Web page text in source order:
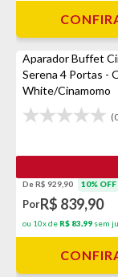
Aparador Buffet
Serena 4 Portas -
White/Cinamomo
De R$ 929,90 10% OFF
PorR$ 839,90
ou 10x de R$ 83,99 sem